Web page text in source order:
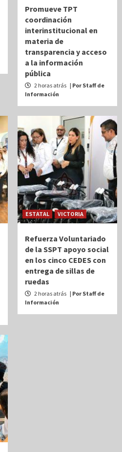
Promueve TPT
coordinación
interinstitucional en
materia de
transparencia y acceso
a la información
pública
2 horas atrás | Por Staff de
Información
ESTATAL VICTORIA
Refuerza Voluntariado
de la SSPT apoyo social
en los cinco CEDES con
entrega de sillas de
ruedas
2 horas atrás | Por Staff de
Información